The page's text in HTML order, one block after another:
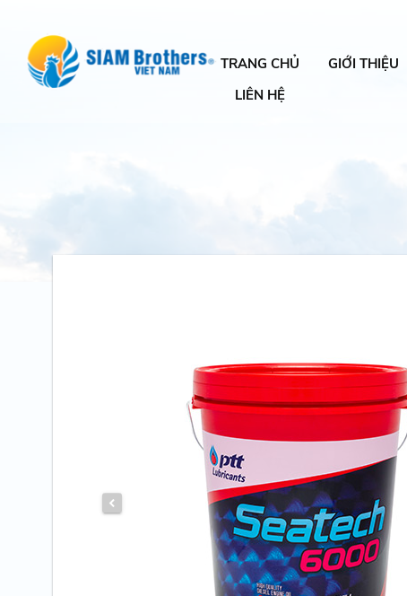
TRANG CHỦ GIỚI THIỆU
LIÊN HỆ